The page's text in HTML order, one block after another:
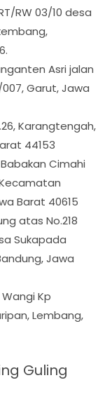
RW 03/10 desa
Asri jalan
Garut, Jawa
Karangtengah,
44153
Cimahi
Barat 40615
atas No.218
Sukapada
Jawa
Kp
Lembang,
Guling